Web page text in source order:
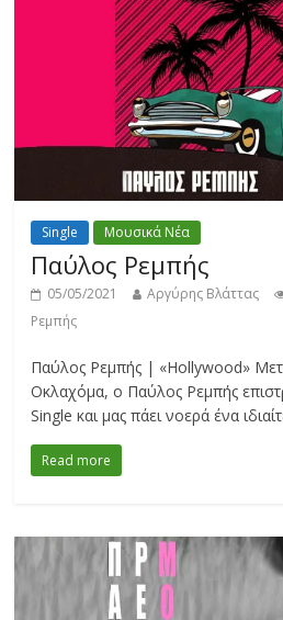
Single Μουσικά Νέα
Παύλος Ρεμπής
05/05/2021 Αργύρης Βλάττας
Ρεμπής
Παύλος Ρεμπής | «Hollywood»
Οκλαχόμα, ο Παύλος Ρεμπής
Single και μας πάει νοερά ένα
Read more